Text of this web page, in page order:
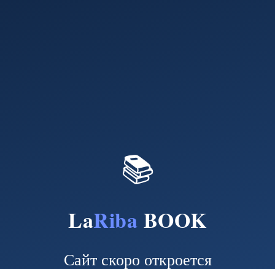
📚
LaRiba BOOK
Сайт скоро откроется